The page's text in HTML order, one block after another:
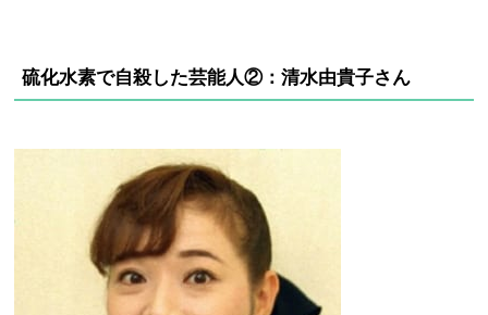
硫化水素で自殺した芸能人②：清水由貴子さん